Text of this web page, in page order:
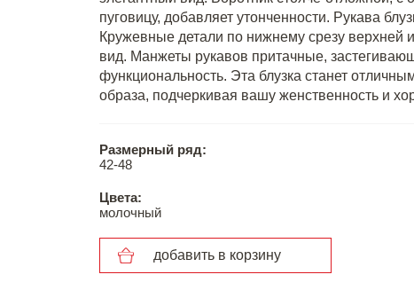
пуговицу, добавляет утонченности. Рукава
Кружевные детали по нижнему срезу верхней
вид. Манжеты рукавов притачные,
функциональность. Эта блузка станет
образа, подчеркивая вашу женственность и
Размерный ряд:
42-48
Цвета:
молочный
добавить в корзину